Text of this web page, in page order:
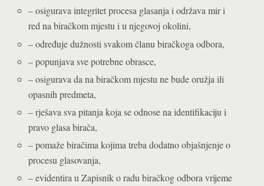
– osigurava integritet procesa glasanja i održava mir i
red na biračkom mjestu i u njegovoj okolini,
– određuje dužnosti svakom članu biračkoga odbora,
– popunjava sve potrebne obrasce,
– osigurava da na biračkom mjestu ne bude oružja ili
opasnih predmeta,
– rješava sva pitanja koja se odnose na identifikaciju i
pravo glasa birača,
– pomaže biračima kojima treba dodatno objašnjenje o
procesu glasovanja,
– evidentira u Zapisnik o radu biračkog odbora vrijeme